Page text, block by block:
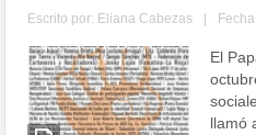
Escrito por: Eliana Cabezas
El
llamó